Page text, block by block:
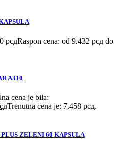
рсдRaspon cena: od 9.432 рсд do
A310
cena je bila:
Trenutna cena je: 7.458 рсд.
ZELENI 60 KAPSULA